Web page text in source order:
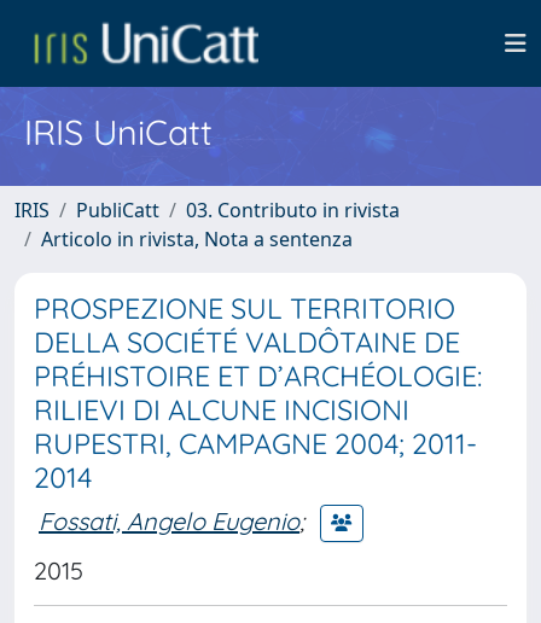
IRIS UniCatt
IRIS PubliCatt
03. Contributo in rivista
Articolo in rivista, Nota a sentenza
PROSPEZIONE SUL TERRITORIO
DELLA SOCIÉTÉ VALDÔTAINE DE
PRÉHISTOIRE ET D’ARCHÉOLOGIE:
RILIEVI DI ALCUNE INCISIONI
RUPESTRI, CAMPAGNE 2004; 2011-
2014
Fossati, Angelo Eugenio;
2015